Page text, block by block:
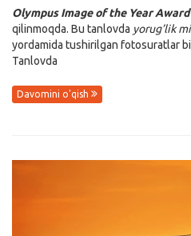
Olympus Image of the Year
qilinmoqda. Bu tanlovda yorug’lik
yordamida tushirilgan fotosuratlar
Tanlovda
Davomini o'qish